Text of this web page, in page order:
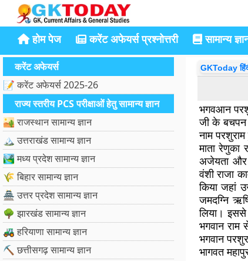
होम पेज करेंट अफेयर्स प्रश्नोत्तरी सामान्य
करेंट अफेयर्स
📝 करेंट अफेयर्स 2025-26
राज्य स्तरीय PCS परीक्षाओं हेतु सामान्य ज्ञान
🏜️ राजस्थान सामान्य ज्ञान
🏔️ उत्तराखंड सामान्य ज्ञान
🏞️ मध्य प्रदेश सामान्य ज्ञान
🌾 बिहार सामान्य ज्ञान
🏯 उत्तर प्रदेश सामान्य ज्ञान
🌳 झारखंड सामान्य ज्ञान
🚜 हरियाणा सामान्य ज्ञान
⛏️ छत्तीसगढ़ सामान्य ज्ञान
GKToday
भगवआन
जी के बचपन
नाम
माता
अजेयता और
वंशी राजा
किया जहां
जमदग्नि
लिया। इससे
भगवान
भगवान
भागवत